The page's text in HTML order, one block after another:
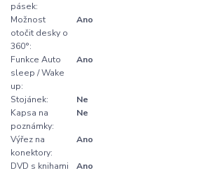
pásek:
Možnost
otočit desky o
360°:
Ano
Funkce Auto
sleep / Wake
up:
Ano
Stojánek:
Ne
Kapsa na
poznámky:
Ne
Výřez na
konektory:
Ano
DVD s knihami
Ano